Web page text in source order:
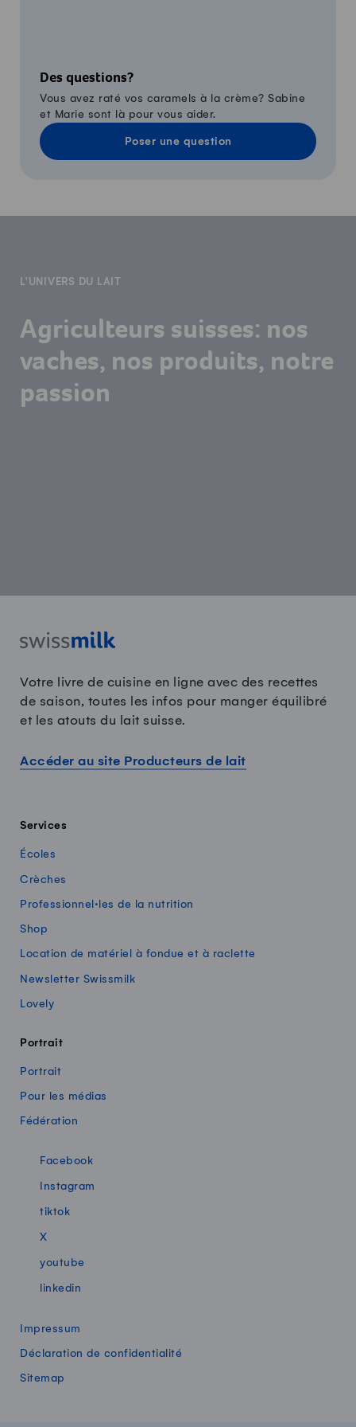
Des questions?
Vous avez raté vos caramels à la crème? Sabine
et Marie sont là pour vous aider.
Poser une question
L'UNIVERS DU LAIT
Agriculteurs suisses: nos
vaches, nos produits, notre
passion
Votre livre de cuisine en ligne avec des recettes
de saison, toutes les infos pour manger équilibré
et les atouts du lait suisse.
Accéder au site Producteurs de lait
Services
Écoles
Crèches
Professionnel·les de la nutrition
Shop
Location de matériel à fondue et à raclette
Newsletter Swissmilk
Lovely
Portrait
Portrait
Pour les médias
Fédération
Swissmilk sur les réseaux sociaux
Facebook
Instagram
tiktok
X
youtube
linkedin
Impressum
Déclaration de confidentialité
Sitemap